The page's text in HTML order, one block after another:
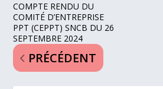
COMPTE RENDU DU
COMITÉ D’ENTREPRISE
PPT (CEPPT) SNCB DU 26
SEPTEMBRE 2024
PRÉCÉDENT